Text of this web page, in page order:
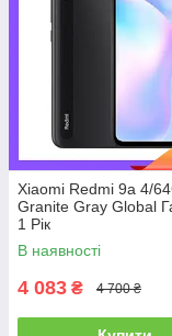
Xiaomi Redmi 9a 4/
Granite Gray Global
1 Рік
В наявності
4 083 ₴ 4 700 ₴